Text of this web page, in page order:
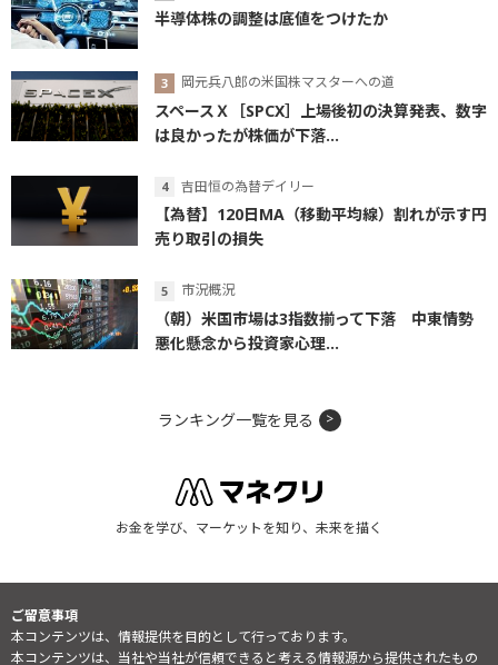
半導体株の調整は底値をつけたか
岡元兵八郎の米国株マスターへの道
スペースＸ［SPCX］上場後初の決算発表、数字
は良かったが株価が下落...
吉田恒の為替デイリー
【為替】120日MA（移動平均線）割れが示す円
売り取引の損失
市況概況
（朝）米国市場は3指数揃って下落 中東情勢
悪化懸念から投資家心理...
ランキング一覧を見る
お金を学び、マーケットを知り、未来を描く
ご留意事項
本コンテンツは、情報提供を目的として行っております。
本コンテンツは、当社や当社が信頼できると考える情報源から提供されたもの